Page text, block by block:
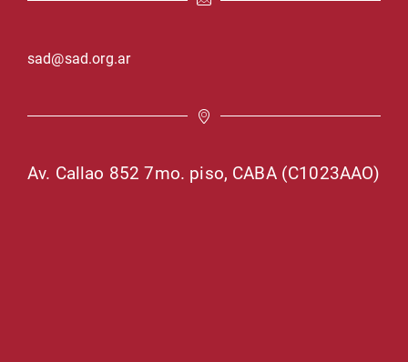
sad@sad.org.ar
Av. Callao 852 7mo. piso, CABA (C1023AAO)